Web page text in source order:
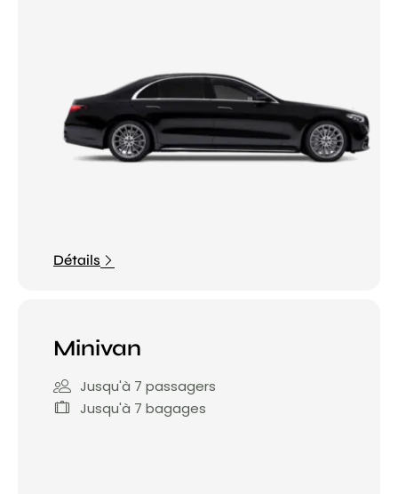
Détails
Minivan
Jusqu'à 7 passagers
Jusqu'à 7 bagages